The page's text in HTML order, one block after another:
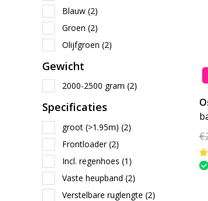
Blauw (2)
Groen (2)
Olijfgroen (2)
Gewicht
2000-2500 gram (2)
Specificaties
groot (>1.95m) (2)
Frontloader(2)
Incl. regenhoes (1)
Vaste heupband (2)
Verstelbare ruglengte (2)